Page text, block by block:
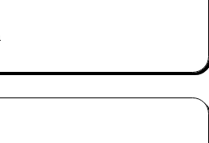
comment il était possible
?